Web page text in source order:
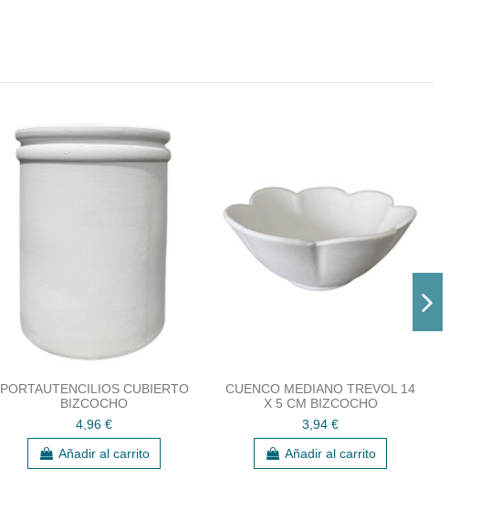
PORTAUTENCILIOS CUBIERTO
BIZCOCHO
4,96 €
Añadir al carrito
CUENCO MEDIANO TREVOL 14
X 5 CM BIZCOCHO
3,94 €
Añadir al carrito